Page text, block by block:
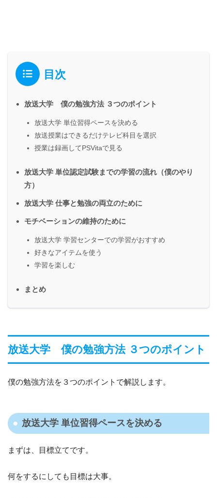
目次
放送大学 僕の勉強方法 ３つのポイント
放送大学 単位習得ペースを決める
放送授業はできるだけテレビ科目を選択
授業は録画してPSVitaで見る
放送大学 単位認定試験までの学習の流れ（僕のやり
方）
放送大学 仕事と勉強の両立のために
モチベーションの維持のために
放送大学 学習センターでの学習がおすすめ
好きなアイテムを使う
学習を楽しむ
まとめ
放送大学 僕の勉強方法 ３つのポイント
僕の勉強方法を３つのポイントで解説します。
放送大学 単位習得ペースを決める
まずは、目標立てです。
何をするにしても目標は大事。